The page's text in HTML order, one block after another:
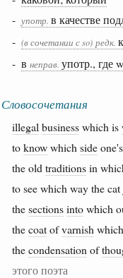
- употр. в качестве
- (в сочетании с so) редк.
- в неправ. употр., где
Словосочетания
illegal businesswhich is
toknowwhich sideone's
the old traditionsin
to see which way the cat
thesectionsintowhich
thecoatofvarnish which
thecondensation of
этого поэта